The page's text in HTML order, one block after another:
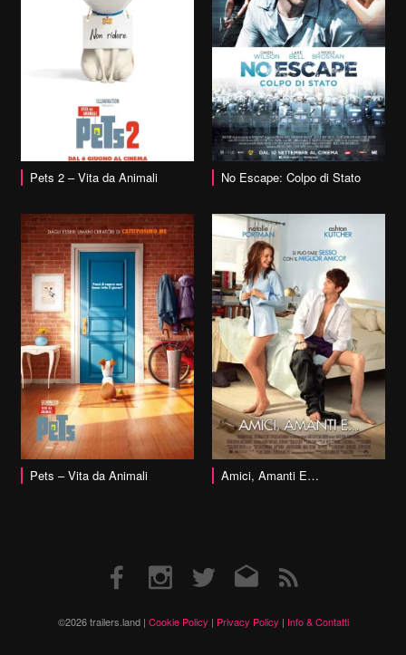
Pets 2 – Vita da Animali
vai alla scheda No Escape: Colpo di Stato
Pets – Vita da Animali
vai alla scheda Amici, Amanti E…
©2026 trailers.land | Cookie Policy | Privacy Policy | Info & Contatti